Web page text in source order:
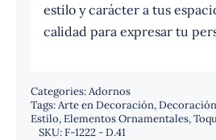
estilo y carácter a tus
calidad para expresar tu
Categories:Adornos
Tags:Arte en Decoración,
Estilo,Elementos Ornamentales,
SKU:F-1222 - D.41